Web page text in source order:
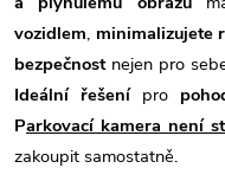
vozidlem, minimalizujete
bezpečnostnejen pro
Ideální řešenípro
Parkovací kamera není
zakoupit samostatně.